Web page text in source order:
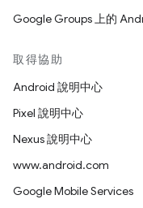
Google Groups 上的
取得協助
Android 說明中心
Pixel 說明中心
Nexus 說明中心
www.android.com
Google Mobile Services